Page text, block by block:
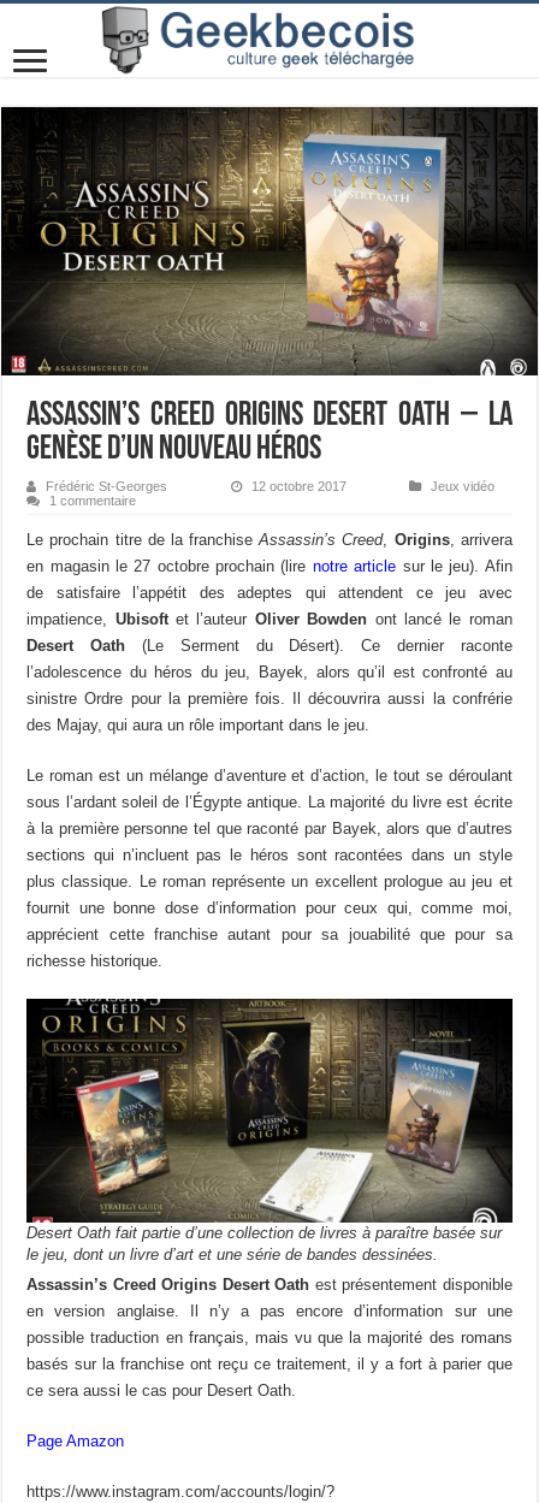
Assassin’s Creed Origins Desert Oath – La
genèse d’un nouveau héros
Frédéric St-Georges 12 octobre 2017
Jeux vidéo
1 commentaire
Le prochain titre de la franchiseAssassin’s Creed, Origins, arrivera
en magasin le 27 octobre prochain (lire notre article sur le jeu). Afin
de satisfaire l’appétit des adeptes qui attendent ce jeu avec
impatience, Ubisoftet l’auteur Oliver Bowden ont lancé le roman
Desert Oath (Le Serment du Désert). Ce dernier raconte
l’adolescence du héros du jeu, Bayek, alors qu’il est confronté au
sinistre Ordre pour la première fois. Il découvrira aussi la confrérie
des Majay, qui aura un rôle important dans le jeu.
Le roman est un mélange d’aventure et d’action, le tout se déroulant
sous l’ardant soleil de l’Égypte antique. La majorité du livre est écrite
à la première personne tel que raconté par Bayek, alors que d’autres
sections qui n’incluent pas le héros sont racontées dans un style
plus classique. Le roman représente un excellent prologue au jeu et
fournit une bonne dose d’information pour ceux qui, comme moi,
apprécient cette franchise autant pour sa jouabilité que pour sa
richesse historique.
Desert Oath fait partie d’une collection de livres à paraître basée sur
le jeu, dont un livre d’art et une série de bandes dessinées.
Assassin’s Creed Origins Desert Oath est présentement disponible
en version anglaise. Il n’y a pas encore d’information sur une
possible traduction en français, mais vu que la majorité des romans
basés sur la franchise ont reçu ce traitement, il y a fort à parier que
ce sera aussi le cas pour Desert Oath.
Page Amazon
https://www.instagram.com/accounts/login/?